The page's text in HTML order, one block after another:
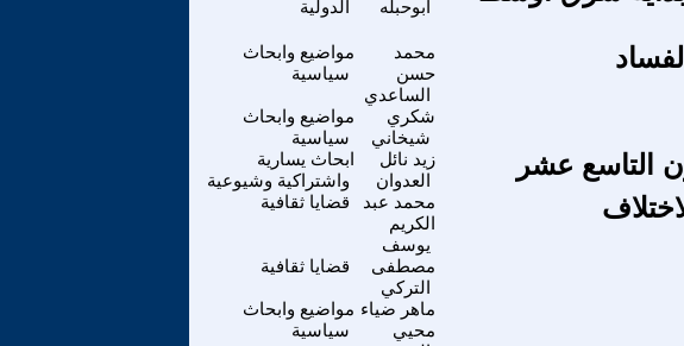
الدولية
ابوحبله
مواضيع وابحاث
سياسية
محمد
حسن
الساعدي
مواضيع وابحاث
سياسية
شكري
شيخاني
ابحاث يسارية
واشتراكية وشيوعية
زيد نائل
العدوان
التاسع عشر
قضايا ثقافية
محمد عبد
الكريم
يوسف
قضايا ثقافية
مصطفى
التركي
مواضيع وابحاث
سياسية
ماهر ضياء
محيي